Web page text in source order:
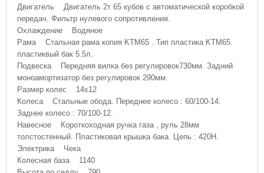
Двигатель Двигатель 2т 65 кубов с автоматической коробкой
передач. Фильтр нулевого сопротивления.
Охлаждение Водяное
Рама Стальная рама копия KTM65 . Тип пластика KTM65.
пластиквый бак 5.5л.
Подвеска Передняя вилка без регулировок730мм. Задний
моноамортизатор без регулировок 290мм.
Размер колес 14х12
Колеса Стальные обода. Переднее колесо : 60/100-14.
Заднее колесо : 70/100-12.
Навесное Короткоходная ручка газа , руль 28мм
толстостенный. Пластиковая крышка бака. Цепь : 420H.
Электрика Чека
Колесная база 1140